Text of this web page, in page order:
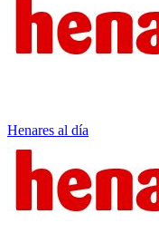
Henares al día